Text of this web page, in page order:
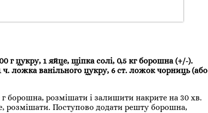
г цукру, 1 яйце, щіпка солі, 0,5 кг борошна (+/-).
ложка ванільного цукру, 6 ст. ложок чорниць (або
борошна, розмішати і залишити накрите на 30 хв.
розмішати. Поступово додати решту борошна,